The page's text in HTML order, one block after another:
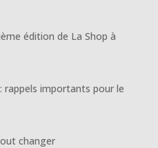
édition de La Shop à
rappels importants pour le
changer